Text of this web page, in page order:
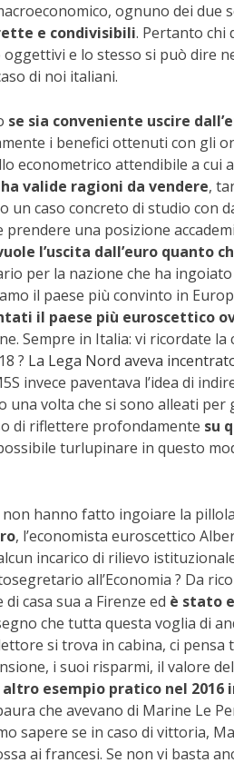
ognuno dei due
e condivisibili. Pertanto chi
e lo stesso si può dire
di noi italiani.
se sia conveniente uscire
i benefici ottenuti con gli
econometrico attendibile a cui
valide ragioni da vendere,
un caso concreto di studio con
una posizione
l’uscita dall’euro quanto
per la nazione che ha
il paese più convinto in
il paese più euroscettico
Sempre in Italia: vi ricordate la
? La Lega Nord aveva
invece paventava l’idea di
una volta che si sono alleati per
di riflettere profondamente su
turlupinare in questo
hanno fatto ingoiare la
, l’economista euroscettico
incarico di rilievo
all’Economia ? Da
casa sua a Firenze ed è stato
che tutta questa voglia di
si trova in cabina, ci pensa
i suoi risparmi, il valore
altro esempio pratico nel 2016
che avevano di Marine Le
sapere se in caso di vittoria,
ai francesi. Se non vi basta